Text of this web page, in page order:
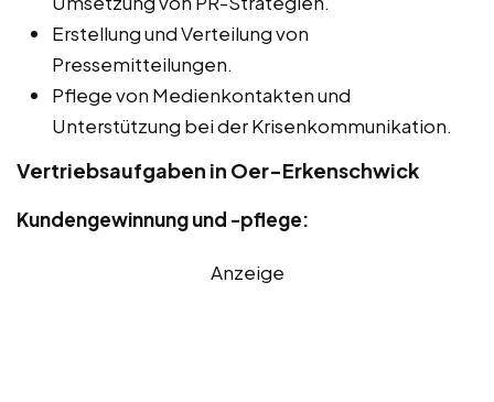
Erstellung und Verteilung von
Pressemitteilungen.
Pflege von Medienkontakten und
Unterstützung bei der Krisenkommunikation.
Vertriebsaufgaben in Oer-Erkenschwick
Kundengewinnung und -pflege:
Anzeige